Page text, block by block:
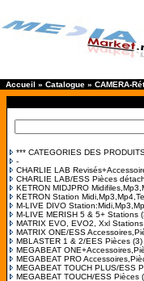
Accueil » Catalogue » CAMERA-
*** CATEGORIES DES
-
CHARLIE LAB
CHARLIE LAB/ESS Pièces
KETRON MIDJPRO
KETRON Station
M-LIVE DIVO
M-LIVE MERISH 5 & 5+ Stations
MATRIX EVO, EVO2, Xxl Stations
MATRIX ONE/ESS
MBLASTER 1 & 2/EES Pièces (3)
MEGABEAT
MEGABEAT PRO
MEGABEAT TOUCH PLUS/ESS
MEGABEAT TOUCH/ESS Pièces